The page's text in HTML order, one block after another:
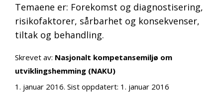
Temaene er: Forekomst og diagnostisering,
risikofaktorer, sårbarhet og konsekvenser,
tiltak og behandling.
Skrevet av: Nasjonalt kompetansemiljø om
utviklingshemming (NAKU)
1. januar 2016. Sist oppdatert: 1. januar 2016